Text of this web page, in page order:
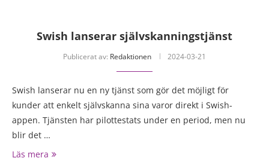
Swish lanserar självskanningstjänst
Publicerat av: Redaktionen 2024-03-21
Swish lanserar nu en ny tjänst som gör det möjligt för
kunder att enkelt självskanna sina varor direkt i Swish-
appen. Tjänsten har pilottestats under en period, men nu
blir det …
Läs mera